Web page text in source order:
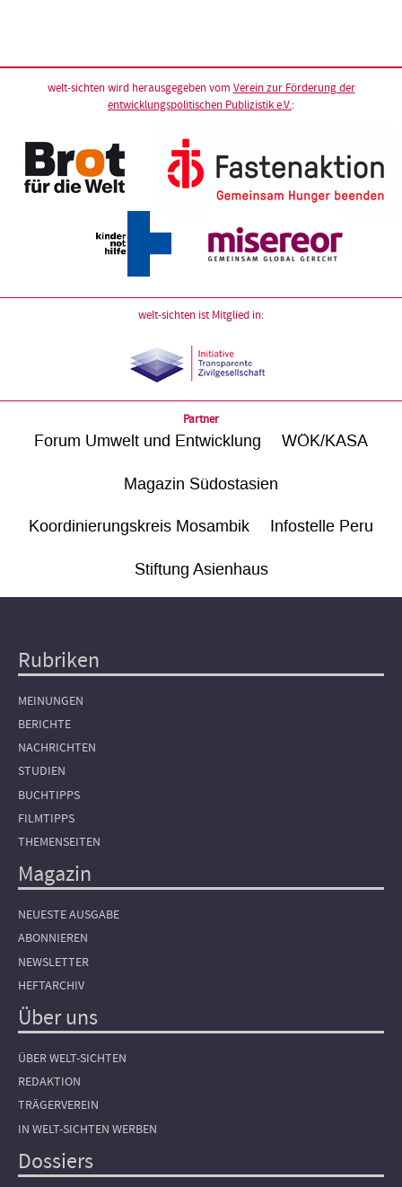
welt-sichten wird herausgegeben vom Verein zur Förderung der
entwicklungspolitischen Publizistik e.V.:
welt-sichten ist Mitglied in:
Partner
Forum Umwelt und Entwicklung WÖK/KASA
Magazin Südostasien
Koordinierungskreis Mosambik Infostelle Peru
Stiftung Asienhaus
Hauptnavigation
Rubriken
MEINUNGEN
BERICHTE
NACHRICHTEN
STUDIEN
BUCHTIPPS
FILMTIPPS
THEMENSEITEN
Magazin
NEUESTE AUSGABE
ABONNIEREN
NEWSLETTER
HEFTARCHIV
Über uns
ÜBER WELT-SICHTEN
REDAKTION
TRÄGERVEREIN
IN WELT-SICHTEN WERBEN
Dossiers